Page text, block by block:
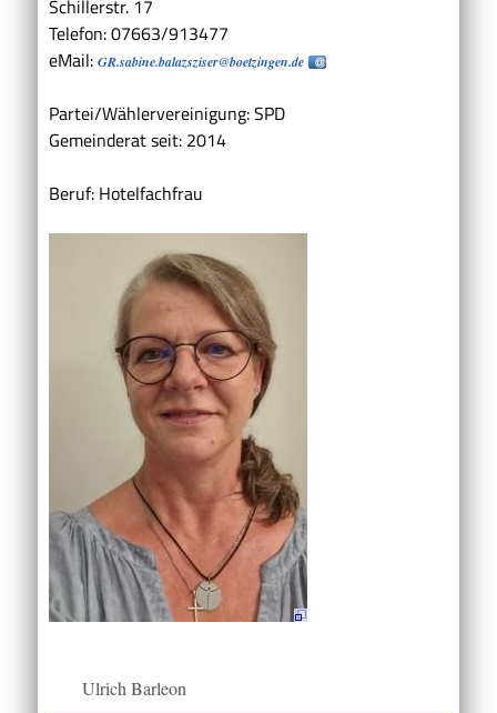
Schillerstr. 17
Telefon: 07663/913477
eMail: GR.sabine.balazsziser@boetzingen.de
Partei/Wählervereinigung: SPD
Gemeinderat seit: 2014
Beruf: Hotelfachfrau
Ulrich Barleon